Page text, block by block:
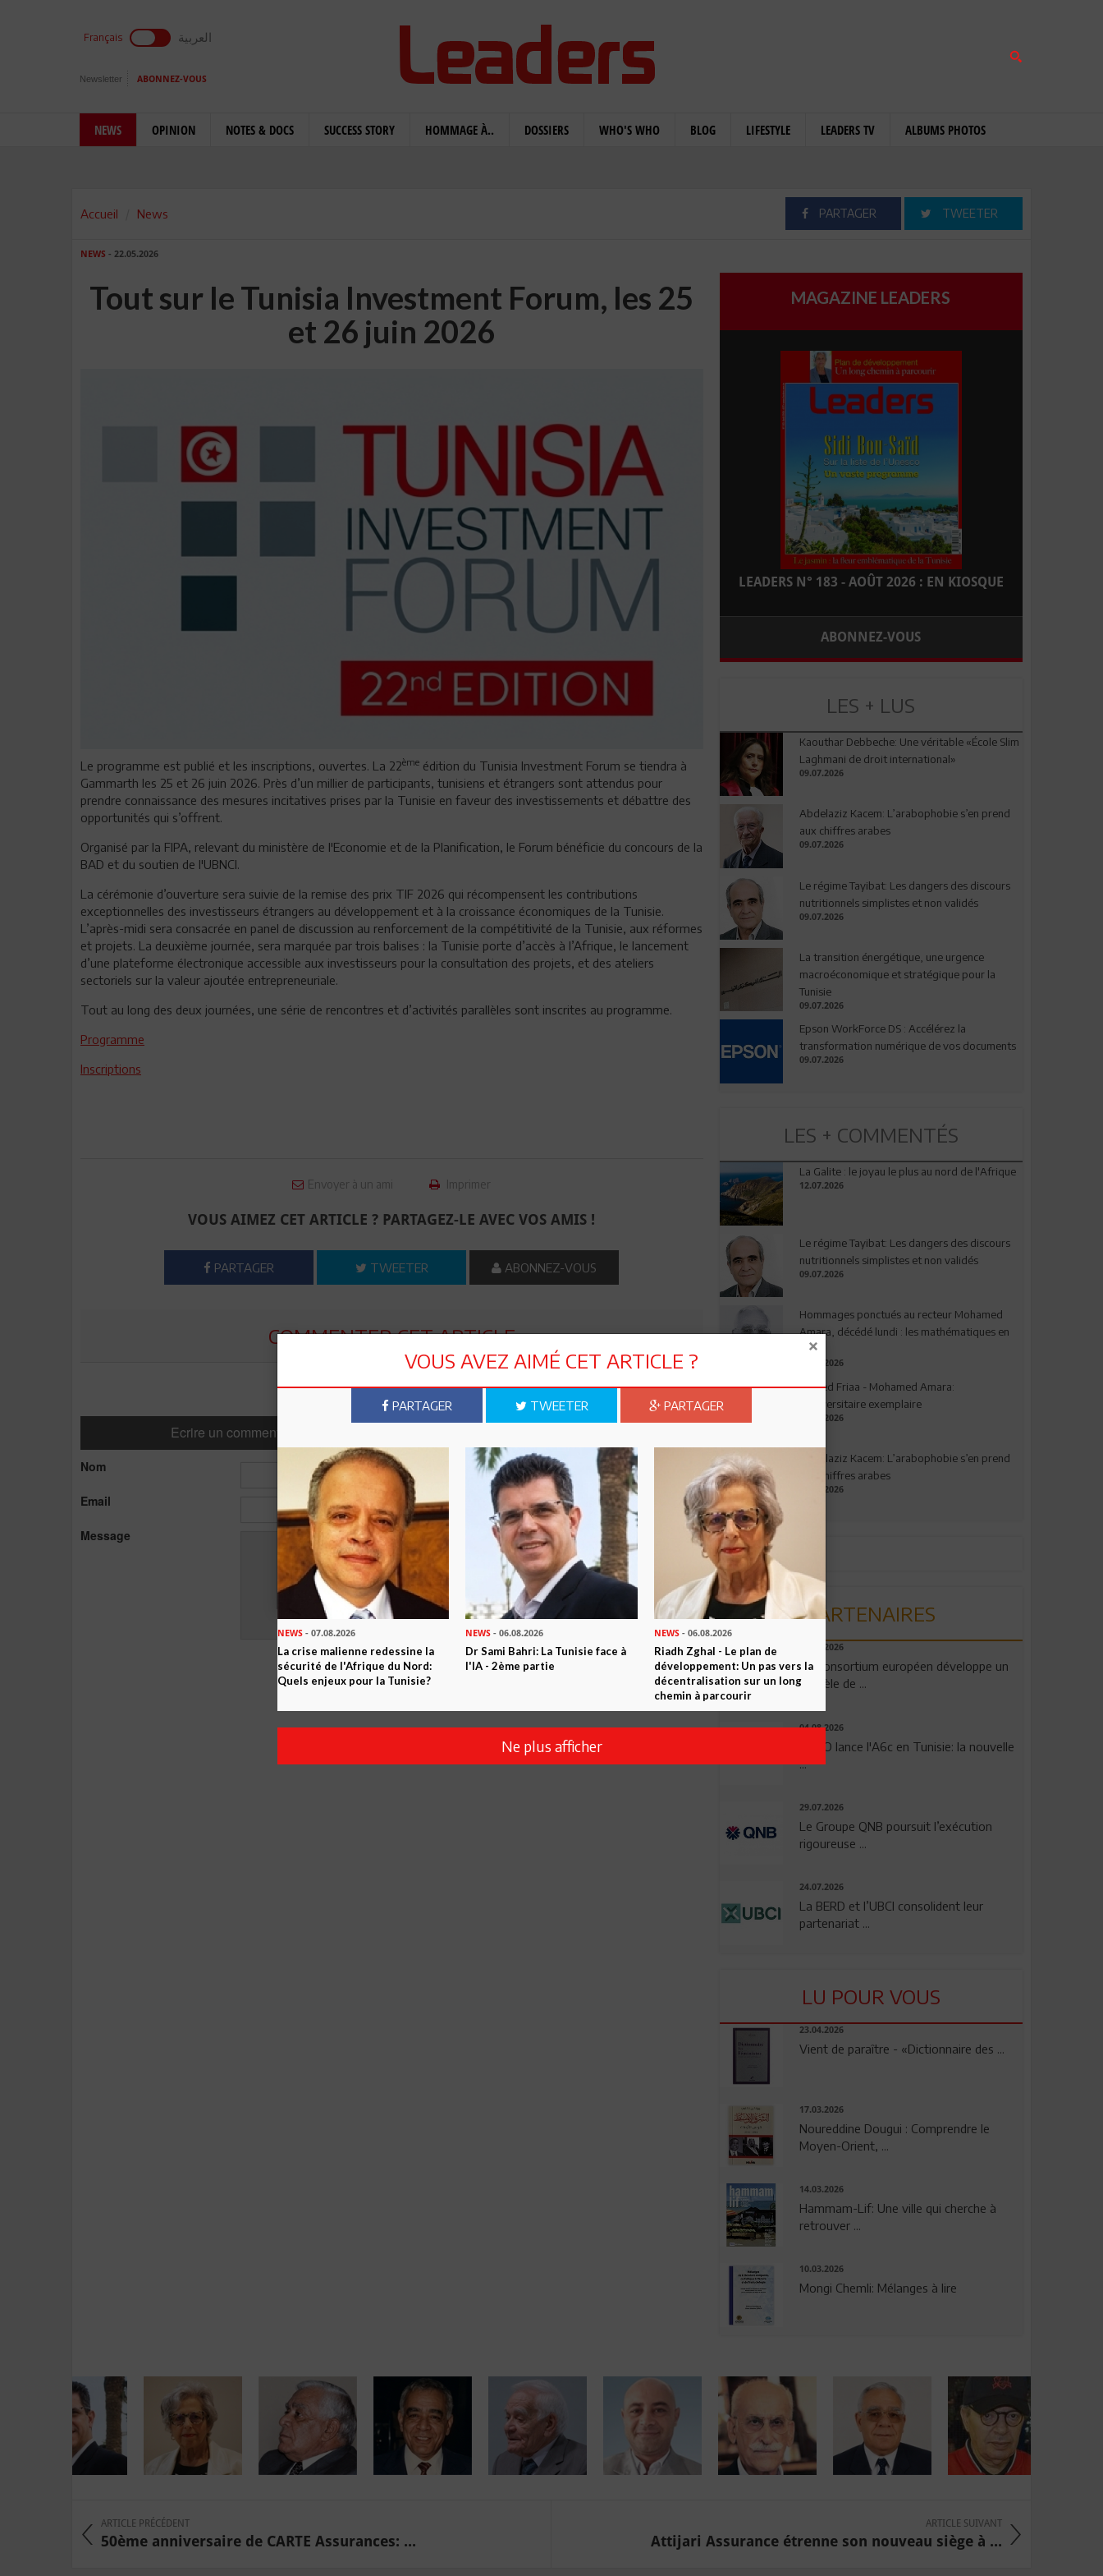
Français العربية
Newsletter ABONNEZ-VOUS
NEWS OPINION NOTES & DOCS SUCCESS STORY HOMMAGE À.. DOSSIERS WHO'S WHO BLOG LIFESTYLE LEADERS TV ALBUMS PHOTOS
Accueil News PARTAGER TWEETER
NEWS - 22.05.2026
Tout sur le Tunisia Investment Forum, les 25
et 26 juin 2026
Le programme est publié et les inscriptions, ouvertes. La 22ème édition du Tunisia Investment Forum se tiendra à
Gammarth les 25 et 26 juin 2026. Près d’un millier de participants, tunisiens et étrangers sont attendus pour
prendre connaissance des mesures incitatives prises par la Tunisie en faveur des investissements et débattre des
opportunités qui s’offrent.
Organisé par la FIPA, relevant du ministère de l'Economie et de la Planification, le Forum bénéficie du concours de la
BAD et du soutien de l'UBNCI.
La cérémonie d’ouverture sera suivie de la remise des prix TIF 2026 qui récompensent les contributions
exceptionnelles des investisseurs étrangers au développement et à la croissance économiques de la Tunisie.
L’après-midi sera consacrée en panel de discussion au renforcement de la compétitivité de la Tunisie, aux réformes
et projets. La deuxième journée, sera marquée par trois balises : la Tunisie porte d’accès à l’Afrique, le lancement
d’une plateforme électronique accessible aux investisseurs pour la consultation des projets, et des ateliers
sectoriels sur la valeur ajoutée entrepreneuriale.
Tout au long des deux journées, une série de rencontres et d’activités parallèles sont inscrites au programme.
Programme
Inscriptions
Envoyer à un ami Imprimer
VOUS AIMEZ CET ARTICLE ? PARTAGEZ-LE AVEC VOS AMIS !
PARTAGER TWEETER ABONNEZ-VOUS
COMMENTER CET ARTICLE
0Commentaires
Ecrire un commentaire
Nom
Email
Message
Envoyer
MAGAZINE LEADERS
LEADERS N° 183 - AOÛT 2026 : EN KIOSQUE
ABONNEZ-VOUS
LES + LUS
Kaouthar Debbeche: Une véritable «École Slim
Laghmani de droit international»
09.07.2026
Abdelaziz Kacem: L’arabophobie s’en prend
aux chiffres arabes
09.07.2026
Le régime Tayibat: Les dangers des discours
nutritionnels simplistes et non validés
09.07.2026
La transition énergétique, une urgence
macroéconomique et stratégique pour la
Tunisie
09.07.2026
Epson WorkForce DS : Accélérez la
transformation numérique de vos documents
09.07.2026
LES + COMMENTÉS
La Galite : le joyau le plus au nord de l'Afrique
12.07.2026
Le régime Tayibat: Les dangers des discours
nutritionnels simplistes et non validés
09.07.2026
Hommages ponctués au recteur Mohamed
Amara, décédé lundi : les mathématiques en
deuil
03.08.2026
Ahmed Friaa - Mohamed Amara:
l’Universitaire exemplaire
04.08.2026
Abdelaziz Kacem: L’arabophobie s’en prend
aux chiffres arabes
09.07.2026
PARTENAIRES
06.08.2026
Un consortium européen développe un
modèle de ...
04.08.2026
OPPO lance l'A6c en Tunisie: la nouvelle
...
29.07.2026
Le Groupe QNB poursuit l’exécution
rigoureuse ...
24.07.2026
La BERD et l’UBCI consolident leur
partenariat ...
LU POUR VOUS
23.04.2026
Vient de paraître - «Dictionnaire des ...
17.03.2026
Noureddine Dougui : Comprendre le
Moyen-Orient, ...
14.03.2026
Hammam-Lif: Une ville qui cherche à
retrouver ...
10.03.2026
Mongi Chemli: Mélanges à lire
ARTICLE PRÉCÉDENT
50ème anniversaire de CARTE Assurances: ...
ARTICLE SUIVANT
Attijari Assurance étrenne son nouveau siège à ...
VOUS AVEZ AIMÉ CET ARTICLE ?
PARTAGER TWEETER PARTAGER
NEWS - 07.08.2026
La crise malienne redessine la
sécurité de l'Afrique du Nord:
Quels enjeux pour la Tunisie?
NEWS - 06.08.2026
Dr Sami Bahri: La Tunisie face à
l'IA - 2ème partie
NEWS- 06.08.2026
Riadh Zghal - Le plan de
développement: Un pas vers la
décentralisation sur un long
chemin à parcourir
Ne plus afficher